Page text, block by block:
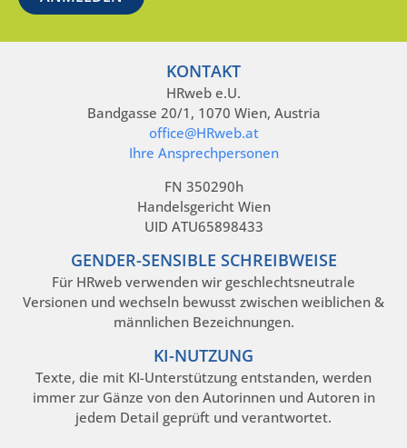
KONTAKT
HRweb e.U.
Bandgasse 20/1, 1070 Wien, Austria
office@HRweb.at
Ihre Ansprechpersonen
FN 350290h
Handelsgericht Wien
UID ATU65898433
GENDER-SENSIBLE SCHREIBWEISE
Für HRweb verwenden wir geschlechtsneutrale
Versionen und wechseln bewusst zwischen weiblichen &
männlichen Bezeichnungen.
KI-NUTZUNG
Texte, die mit KI-Unterstützung entstanden, werden
immer zur Gänze von den Autorinnen und Autoren in
jedem Detail geprüft und verantwortet.